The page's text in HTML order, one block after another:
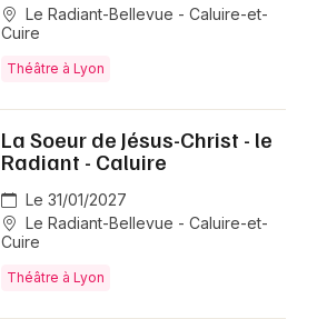
Le Radiant-Bellevue - Caluire-et-
Cuire
Théâtre à Lyon
La Soeur de Jésus-Christ - le
Radiant - Caluire
Le 31/01/2027
Le Radiant-Bellevue - Caluire-et-
Cuire
Théâtre à Lyon